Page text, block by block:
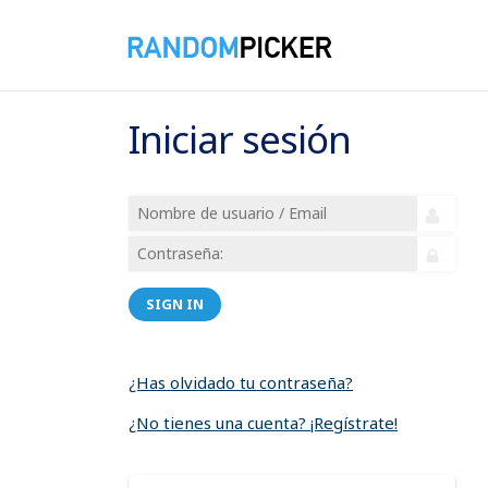
Iniciar sesión
SIGN IN
¿Has olvidado tu contraseña?
¿No tienes una cuenta? ¡Regístrate!